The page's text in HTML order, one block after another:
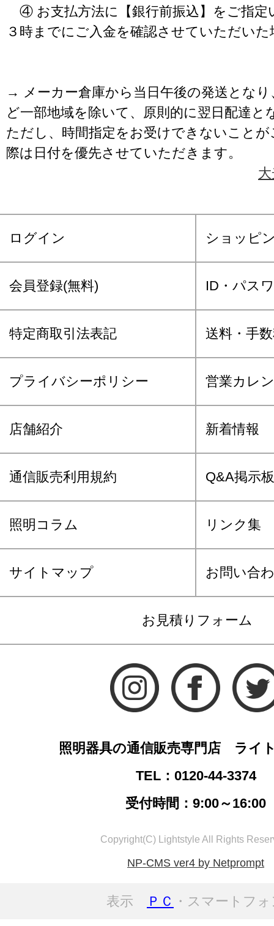
④ お支払方法に【銀行前振込】をご指定
３時までにご入金を確認させていただいた
→ メーカー倉庫から当日午後の発送となり
ど一部地域を除いて、原則的に翌日配達と
ただし、時間指定をお受けできないこと
際は日付を優先させていただきます。
ログイン ショッピ
会員登録(無料) ID・パス
特定商取引法表記 送料・手
プライバシーポリシー 営業カレ
店舗紹介 新着情報
通信販売利用規約 Q&A掲示板
照明コラム リンク集
サイトマップ お問い合
お見積りフォーム
照明器具の通信販売専門店 ライ
TEL：0120-44-3374
受付時間：9:00～16:00
Copyright(C) Lightstyle All Rights
NP-CMS ver4 by Netprompt
表示 ＰＣ ・スマートフ